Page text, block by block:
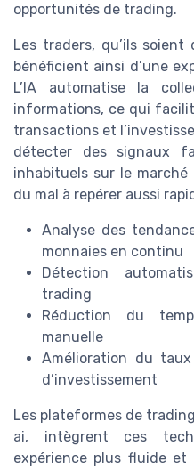
opportunités de trading.
Les traders, qu’ils
bénéficient ainsi d’une
L’IA automatise la
informations, ce qui
transactions et
détecter des signaux
inhabituels sur le
du mal à repérer aussi
Analyse des
monnaies en continu
Détection
trading
Réduction du
manuelle
Amélioration du
d’investissement
Les plateformes de
ai, intègrent ces
expérience plus fluide et